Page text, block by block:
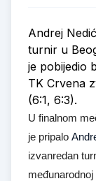
Andrej
turnir u
je pobijedio
TK Crvena
(6:1, 6:3).
U finalnom
je pripalo
izvanredan